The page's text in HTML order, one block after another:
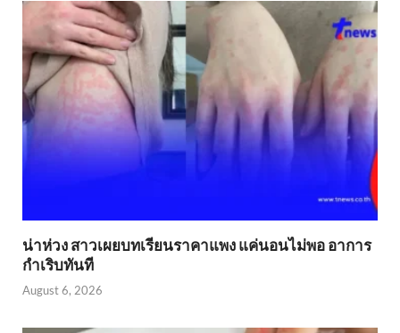
น่าห่วง สาวเผยบทเรียนราคาแพง แค่นอนไม่พอ อาการ
กำเริบทันที
August 6, 2026